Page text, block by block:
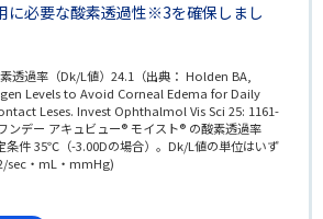
に必要な酸素透過性※3を確保しまし
透過率（Dk/L値）24.1（出典： Holden BA,
Levels to Avoid Corneal Edema for Daily
Leses. Invest Ophthalmol Vis Sci 25: 1161-
ンデー アキュビュー® モイスト® の酸素透過率
条件 35℃（-3.00Dの場合）。Dk/L値の単位はいず
sec・mL・mmHg)